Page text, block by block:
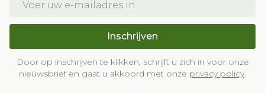
Inschrijven
Door op inschrijven te klikken, schrijft u zich in voor onze
nieuwsbrief en gaat u akkoord met onze privacy policy.